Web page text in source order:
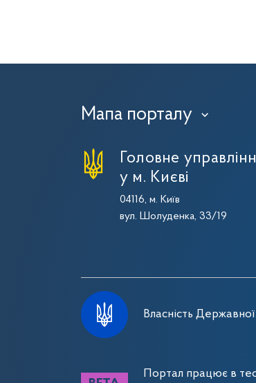
Мапа порталу ›
Головне
у м. Києві
04116, м. Київ
вул. Шолуденка, 33/19
Власність
Портал працює в